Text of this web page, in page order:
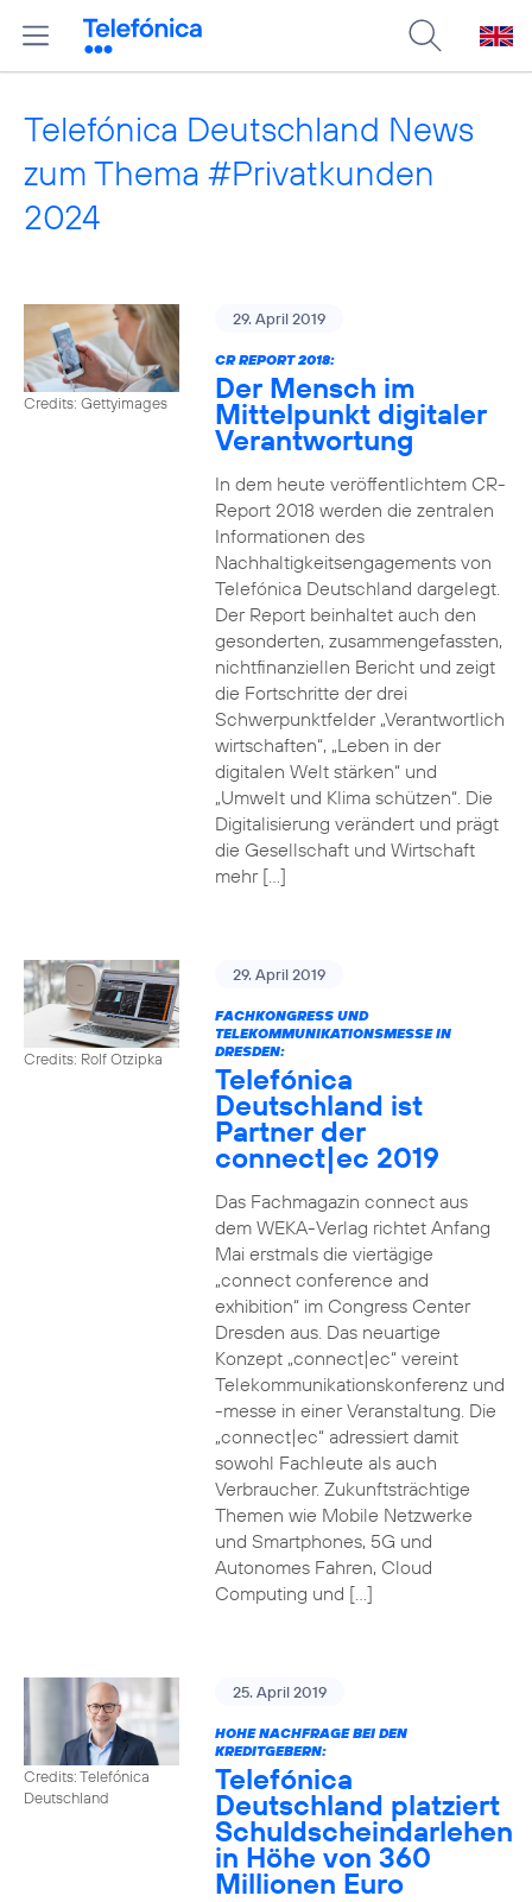
Telefónica Deutschland News
zum Thema #Privatkunden
2024
Credits: Gettyimages
29. April 2019
CR REPORT 2018:
Der Mensch im
Mittelpunkt digitaler
Verantwortung
In dem heute veröffentlichtem CR-
Report 2018 werden die zentralen
Informationen des
Nachhaltigkeitsengagements von
Telefónica Deutschland dargelegt.
Der Report beinhaltet auch den
gesonderten, zusammengefassten,
nichtfinanziellen Bericht und zeigt
die Fortschritte der drei
Schwerpunktfelder „Verantwortlich
wirtschaften“, „Leben in der
digitalen Welt stärken“ und
„Umwelt und Klima schützen“. Die
Digitalisierung verändert und prägt
die Gesellschaft und Wirtschaft
mehr […]
Credits: Rolf Otzipka
29. April 2019
FACHKONGRESS UND
TELEKOMMUNIKATIONSMESSE IN
DRESDEN:
Telefónica
Deutschland ist
Partner der
connect|ec 2019
Das Fachmagazin connect aus
dem WEKA-Verlag richtet Anfang
Mai erstmals die viertägige
„connect conference and
exhibition“ im Congress Center
Dresden aus. Das neuartige
Konzept „connect|ec“ vereint
Telekommunikationskonferenz und
-messe in einer Veranstaltung. Die
„connect|ec“ adressiert damit
sowohl Fachleute als auch
Verbraucher. Zukunftsträchtige
Themen wie Mobile Netzwerke
und Smartphones, 5G und
Autonomes Fahren, Cloud
Computing und […]
Credits: Telefónica
Deutschland
25. April 2019
HOHE NACHFRAGE BEI DEN
KREDITGEBERN:
Telefónica
Deutschland platziert
Schuldscheindarlehen
in Höhe von 360
Millionen Euro